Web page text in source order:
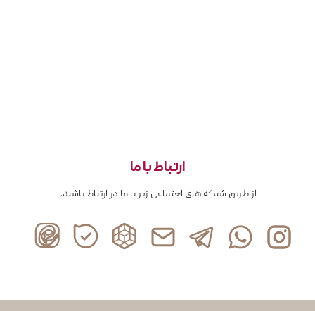
ارتباط با ما
از طریق شبکه های اجتماعی زیر با ما در ارتباط باشید.